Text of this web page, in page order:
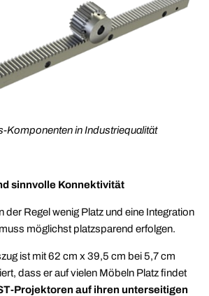
Komponenten in Industriequalität
sinnvolle Konnektivität
der Regel wenig Platz und eine Integration
möglichst platzsparend erfolgen.
ist mit 62 cm x 39,5 cm bei 5,7 cm
dass er auf vielen Möbeln Platz findet
Projektoren auf ihren unterseitigen